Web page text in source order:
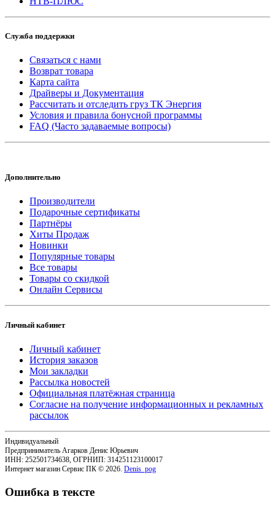
Служба поддержки
Связаться с нами
Возврат товара
Карта сайта
Драйверы и Документация
Рассчитать и отследить груз ТК Энергия
Условия и правила бонусной программы
FAQ (Часто задаваемые вопросы)
Дополнительно
Производители
Подарочные сертификаты
Партнёры
Хиты Продаж
Новинки
Популярные товары
Все товары
Товары со скидкой
Онлайн Сервисы
Личный кабинет
Личный кабинет
История заказов
Мои закладки
Рассылка новостей
Официальная платёжная страница
Согласие на получение информационных и рекламных
рассылок
Индивидуальный
Предприниматель Агарков Денис Юрьевич
ИНН: 252501734638, ОГРНИП: 314251123100017
Интернет магазин Сервис ПК © 2026. Denis_pog
Ошибка в тексте